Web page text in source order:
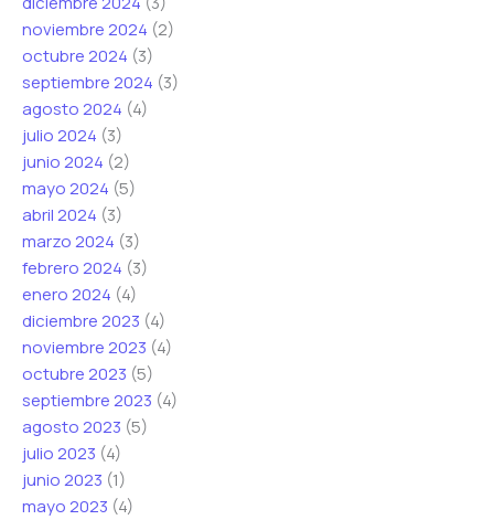
noviembre 2024 (2)
octubre 2024 (3)
septiembre 2024 (3)
agosto 2024 (4)
julio 2024 (3)
junio 2024 (2)
mayo 2024 (5)
abril 2024 (3)
marzo 2024 (3)
febrero 2024 (3)
enero 2024 (4)
diciembre 2023 (4)
noviembre 2023 (4)
octubre 2023 (5)
septiembre 2023 (4)
agosto 2023 (5)
julio 2023 (4)
junio 2023 (1)
mayo 2023 (4)